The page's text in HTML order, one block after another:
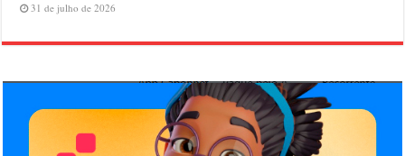
31 de julho de 2026